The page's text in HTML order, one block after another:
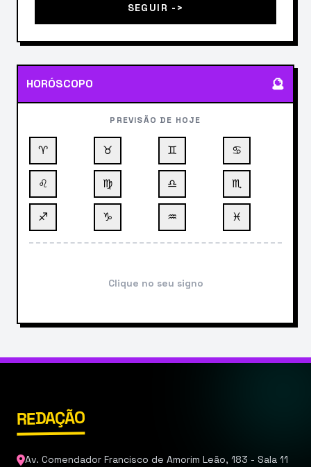
SEGUIR ->
HORÓSCOPO 🔮
PREVISÃO DE HOJE
♈ ♉ ♊ ♋
♌ ♍ ♎ ♏
♐ ♑ ♒ ♓
Clique no seu signo
REDAÇÃO
Av. Comendador Francisco de Amorim Leão, 183 - Sala 11